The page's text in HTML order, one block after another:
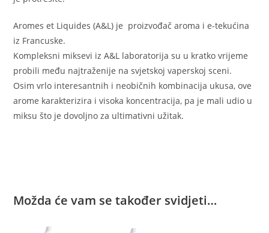
Aromes et Liquides (A&L) je proizvođač aroma i e-tekućina
iz Francuske.
Kompleksni miksevi iz A&L laboratorija su u kratko vrijeme
probili među najtraženije na svjetskoj vaperskoj sceni.
Osim vrlo interesantnih i neobičnih kombinacija ukusa, ove
arome karakterizira i visoka koncentracija, pa je mali udio u
miksu što je dovoljno za ultimativni užitak.
Možda će vam se također svidjeti…